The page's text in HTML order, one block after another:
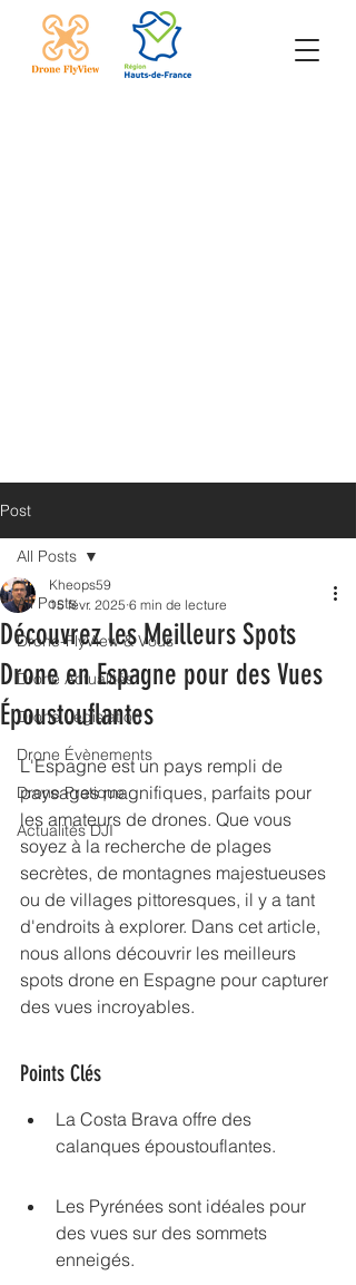
Post
All Posts
Drone-FlyView & Vous
Drone Actualités
Drone Législation
Drone Évènements
Drone Pratique
Actualités DJI
All Posts
Découvrez les Meilleurs Spots
Drone en Espagne pour des Vues
Époustouflantes
Kheops59
15 févr. 2025 6 min de lecture
L'Espagne est un pays rempli de
paysages magnifiques, parfaits pour
les amateurs de drones. Que vous
soyez à la recherche de plages
secrètes, de montagnes majestueuses
ou de villages pittoresques, il y a tant
d'endroits à explorer. Dans cet article,
nous allons découvrir les meilleurs
spots drone en Espagne pour capturer
des vues incroyables.
Points Clés
La Costa Brava offre des
calanques époustouflantes.
Les Pyrénées sont idéales pour
des vues sur des sommets
enneigés.